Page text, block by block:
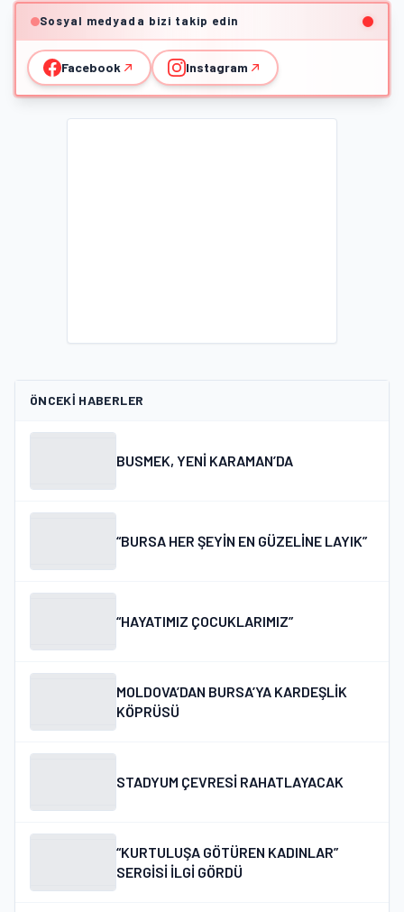
Sosyal medyada bizi takip edin
Facebook Instagram
ÖNCEKI HABERLER
BUSMEK, YENİ KARAMAN’DA
“BURSA HER ŞEYİN EN GÜZELİNE LAYIK”
“HAYATIMIZ ÇOCUKLARIMIZ”
MOLDOVA’DAN BURSA’YA KARDEŞLİK
KÖPRÜSÜ
STADYUM ÇEVRESİ RAHATLAYACAK
“KURTULUŞA GÖTÜREN KADINLAR”
SERGİSİ İLGİ GÖRDÜ